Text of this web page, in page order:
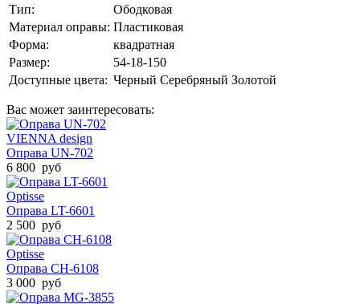
Тип:
Ободковая
Материал оправы: Пластиковая
Форма:
квадратная
Размер:
54-18-150
Доступные цвета: Черный Серебряный Золотой
Вас может заинтересовать:
VIENNA design
Оправа UN-702
6 800 руб
Optisse
Оправа LT-6601
2 500 руб
Optisse
Оправа CH-6108
3 000 руб